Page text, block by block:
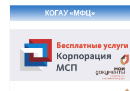
КОГАУ «МФЦ»